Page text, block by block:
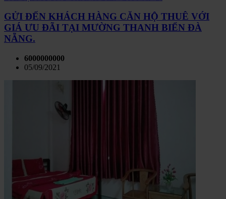
GỬI ĐẾN KHÁCH HÀNG CĂN HỘ THUÊ VỚI
GIÁ ƯU ĐÃI TẠI MƯỜNG THANH BIỂN ĐÀ
NẴNG.
6000000000
05/09/2021